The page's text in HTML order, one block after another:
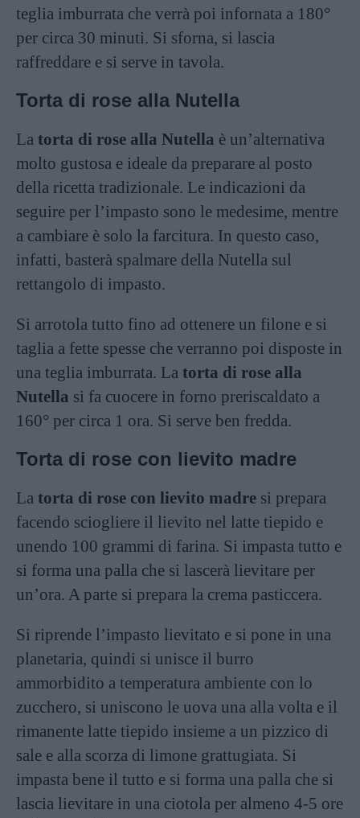
teglia imburrata che verrà poi infornata a 180°
per circa 30 minuti. Si sforna, si lascia
raffreddare e si serve in tavola.
Torta di rose alla Nutella
La torta di rose alla Nutella è un’alternativa
molto gustosa e ideale da preparare al posto
della ricetta tradizionale. Le indicazioni da
seguire per l’impasto sono le medesime, mentre
a cambiare è solo la farcitura. In questo caso,
infatti, basterà spalmare della Nutella sul
rettangolo di impasto.
Si arrotola tutto fino ad ottenere un filone e si
taglia a fette spesse che verranno poi disposte in
una teglia imburrata. La torta di rose alla
Nutella si fa cuocere in forno preriscaldato a
160° per circa 1 ora. Si serve ben fredda.
Torta di rose con lievito madre
La torta di rose con lievito madre si prepara
facendo sciogliere il lievito nel latte tiepido e
unendo 100 grammi di farina. Si impasta tutto e
si forma una palla che si lascerà lievitare per
un’ora. A parte si prepara la crema pasticcera.
Si riprende l’impasto lievitato e si pone in una
planetaria, quindi si unisce il burro
ammorbidito a temperatura ambiente con lo
zucchero, si uniscono le uova una alla volta e il
rimanente latte tiepido insieme a un pizzico di
sale e alla scorza di limone grattugiata. Si
impasta bene il tutto e si forma una palla che si
lascia lievitare in una ciotola per almeno 4-5 ore